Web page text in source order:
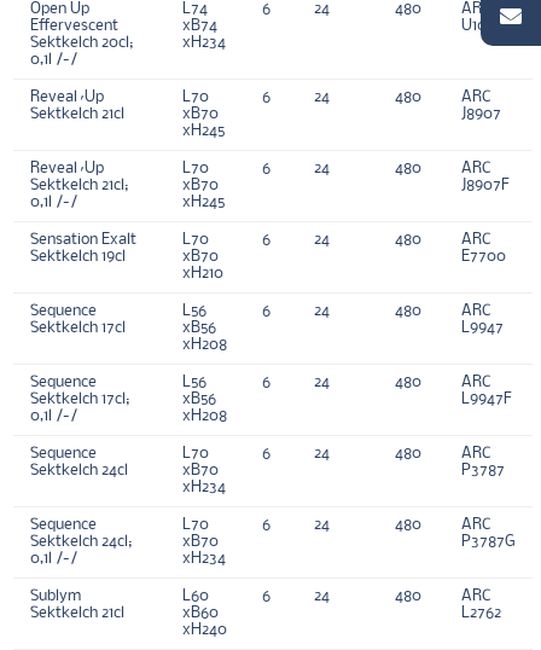
Open Up
Effervescent
Sektkelch 20cl;
0,1l /-/
L74
xB74
xH234
6 24 480
ARC
U1051F
Reveal´Up
Sektkelch 21cl
L70
xB70
xH245
6 24 480
ARC
J8907
Reveal´Up
Sektkelch 21cl;
0,1l /-/
L70
xB70
xH245
6 24 480
ARC
J8907F
Sensation Exalt
Sektkelch 19cl
L70
xB70
xH210
6 24 480
ARC
E7700
Sequence
Sektkelch 17cl
L56
xB56
xH208
6 24 480
ARC
L9947
Sequence
Sektkelch 17cl;
0,1l /-/
L56
xB56
xH208
6 24 480
ARC
L9947F
Sequence
Sektkelch 24cl
L70
xB70
xH234
6 24 480
ARC
P3787
Sequence
Sektkelch 24cl;
0,1l /-/
L70
xB70
xH234
6 24 480
ARC
P3787G
Sublym
Sektkelch 21cl
L60
xB60
xH240
6 24 480
ARC
L2762